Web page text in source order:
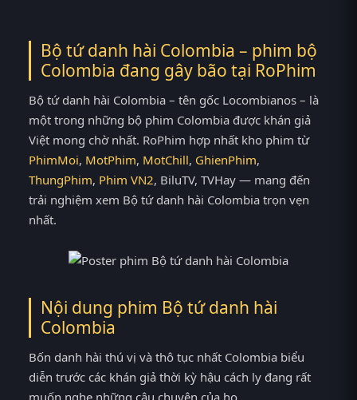
Bộ tứ danh hài Colombia – phim bộ
Colombia đang gây bão tại RoPhim
Bộ tứ danh hài Colombia – tên gốc Locombianos – là
một trong những bộ phim Colombia được khán giả
Việt mong chờ nhất. RoPhim hợp nhất kho phim từ
PhimMoi, MotPhim, MotChill, GhienPhim,
ThungPhim, Phim VN2, BiluTV, TVHay — mang đến
trải nghiệm xem Bộ tứ danh hài Colombia trọn vẹn
nhất.
Nội dung phim Bộ tứ danh hài
Colombia
Bốn danh hài thú vị và thô tục nhất Colombia biểu
diễn trước các khán giả thời kỳ hậu cách ly đang rất